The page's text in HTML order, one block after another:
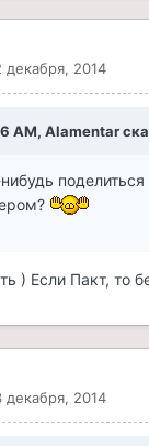
декабря, 2014
AM, Alamentar
поделиться
) Если Пакт, то
декабря, 2014